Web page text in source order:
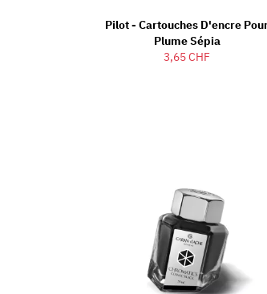
Pilot - Cartouches D'encre
Plume Sépia
3,65 CHF